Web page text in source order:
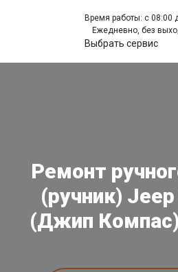
Время работы: с 08:00
Ежедневно, без
Выбрать сервис
Ремонт
(ручник)
(Джип